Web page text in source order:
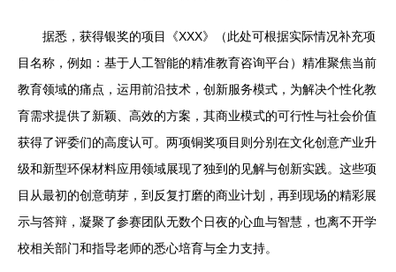
据悉，获得银奖的项目《XXX》（此处可根据实际情况补充项
目名称，例如：基于人工智能的精准教育咨询平台）精准聚焦当前
教育领域的痛点，运用前沿技术，创新服务模式，为解决个性化教
育需求提供了新颖、高效的方案，其商业模式的可行性与社会价值
获得了评委们的高度认可。两项铜奖项目则分别在文化创意产业升
级和新型环保材料应用领域展现了独到的见解与创新实践。这些项
目从最初的创意萌芽，到反复打磨的商业计划，再到现场的精彩展
示与答辩，凝聚了参赛团队无数个日夜的心血与智慧，也离不开学
校相关部门和指导老师的悉心培育与全力支持。